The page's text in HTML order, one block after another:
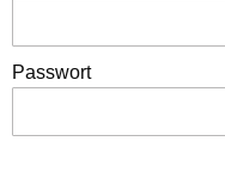
Passwort